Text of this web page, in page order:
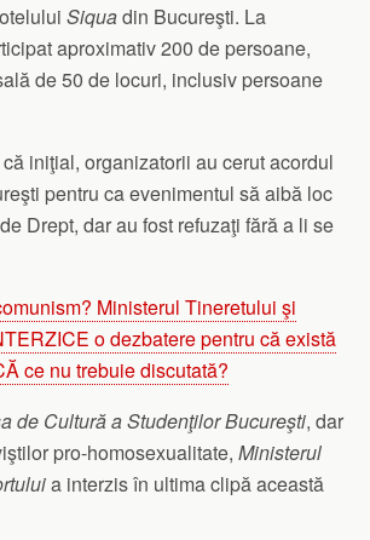
Siquadin Bucureşti. La
aproximativ 200 de persoane,
de 50 de locuri, inclusiv persoane
iniţial, organizatorii au cerut acordul
pentru ca evenimentul să aibă loc
Drept, dar au fost refuzaţi fără a li se
Ministerul Tineretului şi
o dezbatere pentru că există
ce nu trebuie discutată?
de Cultură a Studenţilor Bucureşti, dar
pro-homosexualitate, Ministerul
a interzis în ultima clipă această